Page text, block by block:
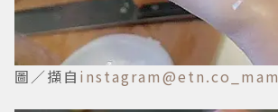
圖／擷自 instagram@etn.co_mam